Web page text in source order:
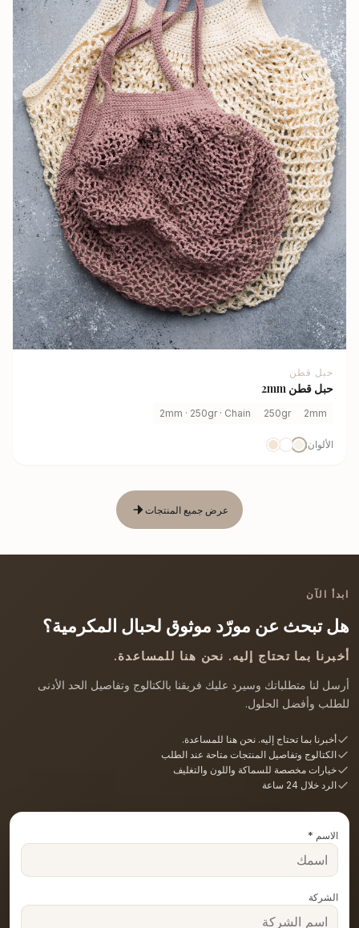
حبل قطن
حبل قطن 2mm
2mm
250gr
2mm · 250gr · Chain
الألوان:
عرض جميع المنتجات
ابدأ الآن
هل تبحث عن مورّد موثوق لحبال المكرمية؟
أخبرنا بما تحتاج إليه. نحن هنا للمساعدة.
أرسل لنا متطلباتك وسيرد عليك فريقنا بالكتالوج وتفاصيل الحد الأدنى
للطلب وأفضل الحلول.
أخبرنا بما تحتاج إليه. نحن هنا للمساعدة.
الكتالوج وتفاصيل المنتجات متاحة عند الطلب
خيارات مخصصة للسماكة واللون والتغليف
الرد خلال 24 ساعة
الاسم *
الشركة